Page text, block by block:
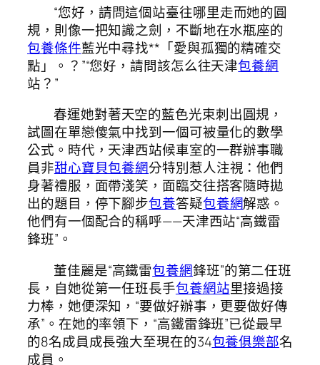
“您好，請問這個站臺往哪里走而她的圓
規，則像一把知識之劍，不斷地在水瓶座的
包養條件藍光中尋找**「愛與孤獨的精確交
點」。？”“您好，請問該怎么往天津包養網
站？”
春運她對著天空的藍色光束刺出圓規，
試圖在單戀傻氣中找到一個可被量化的數學
公式。時代，天津西站候車室的一群辦事職
員非甜心寶貝包養網分特別惹人注視：他們
身著禮服，面帶淺笑，面臨交往搭客隨時拋
出的題目，停下腳步包養答疑包養網解惑。
他們有一個配合的稱呼——天津西站“高鐵雷
鋒班”。
董佳麗是“高鐵雷包養網鋒班”的第二任班
長，自她從第一任班長手包養網站里接過接
力棒，她便深知，“要做好辦事，更要做好傳
承”。在她的率領下，“高鐵雷鋒班”已從最早
的8名成員成長強大至現在的34包養俱樂部名
成員。